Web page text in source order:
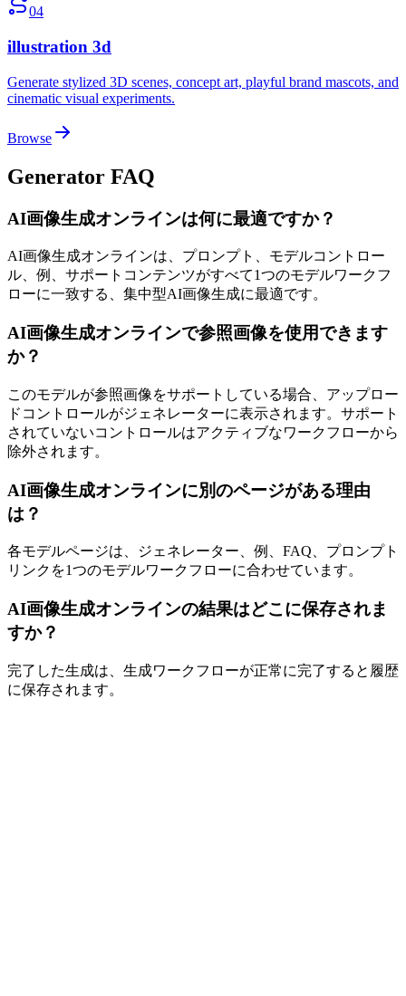
04
illustration 3d
Generate stylized 3D scenes, concept art, playful brand mascots, and
cinematic visual experiments.
Browse
Generator FAQ
AI画像生成オンラインは何に最適ですか？
AI画像生成オンラインは、プロンプト、モデルコントロー
ル、例、サポートコンテンツがすべて1つのモデルワークフ
ローに一致する、集中型AI画像生成に最適です。
AI画像生成オンラインで参照画像を使用できます
か？
このモデルが参照画像をサポートしている場合、アップロー
ドコントロールがジェネレーターに表示されます。サポート
されていないコントロールはアクティブなワークフローから
除外されます。
AI画像生成オンラインに別のページがある理由
は？
各モデルページは、ジェネレーター、例、FAQ、プロンプト
リンクを1つのモデルワークフローに合わせています。
AI画像生成オンラインの結果はどこに保存されま
すか？
完了した生成は、生成ワークフローが正常に完了すると履歴
に保存されます。